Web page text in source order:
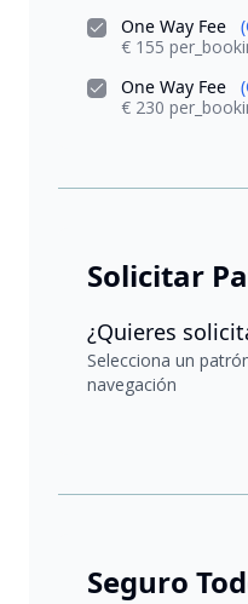
One Way Fee
€ 155
One Way Fee
€ 230
Solicitar
¿Quieres
Selecciona un
navegación
Seguro